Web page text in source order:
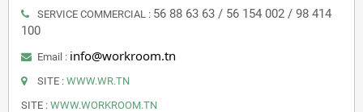
SERVICE COMMERCIAL : 56 88 63 63 / 56 154 002 / 98 414
100
Email : info@workroom.tn
SITE : WWW.WR.TN
SITE : WWW.WORKROOM.TN